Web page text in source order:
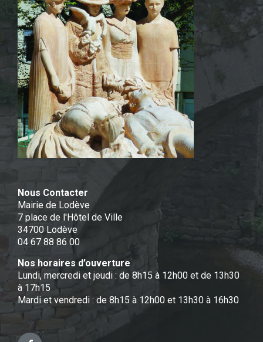
Nous Contacter
Mairie de Lodève
7 place de l'Hôtel de Ville
34700 Lodève
04 67 88 86 00
Nos horaires d’ouverture
Lundi, mercredi et jeudi : de 8h15 à 12h00 et de 13h30
à 17h15
Mardi et vendredi : de 8h15 à 12h00 et 13h30 à 16h30